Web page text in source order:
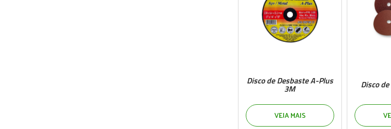
Disco de Desbaste A-Plus
3M
VEJA MAIS
Disco